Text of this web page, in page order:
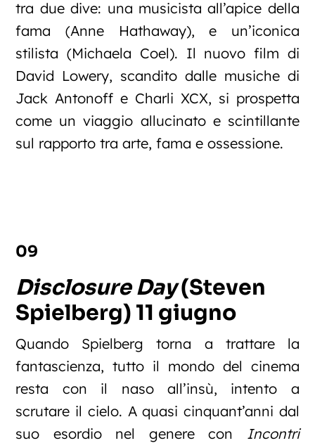
tra due dive: una musicista all’apice della
fama (Anne Hathaway), e un’iconica
stilista (Michaela Coel). Il nuovo film di
David Lowery, scandito dalle musiche di
Jack Antonoff e Charli XCX, si prospetta
come un viaggio allucinato e scintillante
sul rapporto tra arte, fama e ossessione.
09
Disclosure Day(Steven
Spielberg) 11 giugno
Quando Spielberg torna a trattare la
fantascienza, tutto il mondo del cinema
resta con il naso all’insù, intento a
scrutare il cielo. A quasi cinquant’anni dal
suo esordio nel genere con Incontri